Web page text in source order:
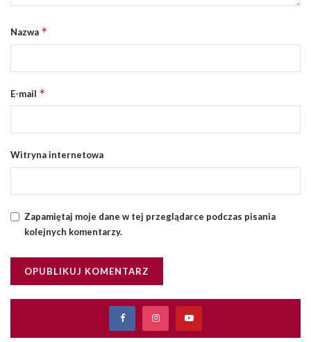
Nazwa *
E-mail *
Witryna internetowa
Zapamiętaj moje dane w tej przeglądarce podczas pisania
kolejnych komentarzy.